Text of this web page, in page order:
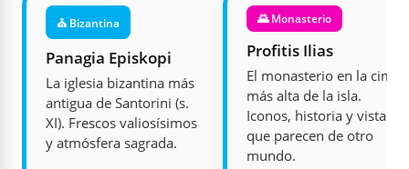
⛪ Bizantina
Panagia Episkopi
La iglesia bizantina más
antigua de Santorini (s.
XI). Frescos valiosísimos
y atmósfera sagrada.
🌄 Monasterio
Profitis Ilias
El monasterio en la cima
más alta de la isla.
Iconos, historia y vistas
que parecen de otro
mundo.